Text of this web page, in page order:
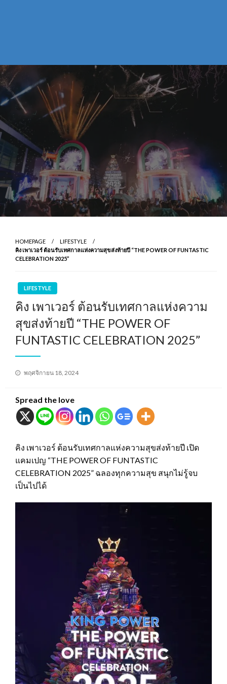
HOMEPAGE
LIFESTYLE
คิง เพาเวอร์ ต้อนรับเทศกาลแห่งความสุขส่งท้ายปี “THE POWER OF FUNTASTIC
CELEBRATION 2025”
LIFESTYLE
คิง เพาเวอร์ ต้อนรับเทศกาลแห่งความ
สุขส่งท้ายปี “THE POWER OF
FUNTASTIC CELEBRATION 2025”
Posted
พฤศจิกายน 18, 2024
Spread the love
คิง เพาเวอร์ ต้อนรับเทศกาลแห่งความสุขส่งท้ายปี เปิด
แคมเปญ “THE POWER OF FUNTASTIC
CELEBRATION 2025” ฉลองทุกความสุข สนุกไม่รู้จบ
เป็นไปได้